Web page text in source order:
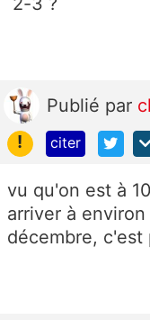
Publié par
!
citer
vu qu'on est à
arriver à environ
décembre, c'est